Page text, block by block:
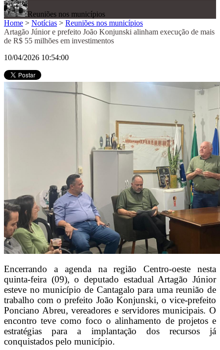
Reuniões nos municípios
Home > Notícias > Reuniões nos municípios
Artagão Júnior e prefeito João Konjunski alinham execução de mais
de R$ 55 milhões em investimentos
10/04/2026 10:54:00
Encerrando a agenda na região Centro-oeste nesta
quinta-feira (09), o deputado estadual Artagão Júnior
esteve no município de Cantagalo para uma reunião de
trabalho com o prefeito João Konjunski, o vice-prefeito
Ponciano Abreu, vereadores e servidores municipais. O
encontro teve como foco o alinhamento de projetos e
estratégias para a implantação dos recursos já
conquistados pelo município.